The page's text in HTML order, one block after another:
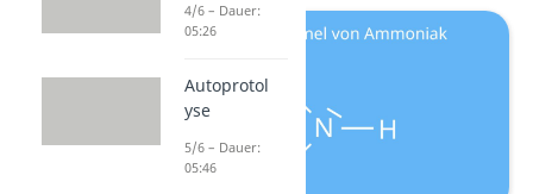
4/6 – Dauer:
05:26
Autoprotol
yse
5/6 – Dauer:
05:46